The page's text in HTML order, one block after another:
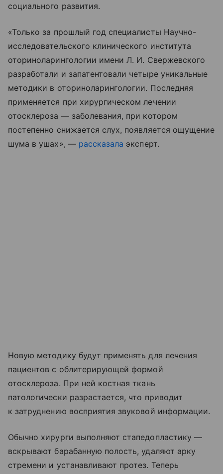
социального развития.
«Только за прошлый год специалисты Научно-
исследовательского клинического института
оториноларингологии имени Л. И. Свержевского
разработали и запатентовали четыре уникальные
методики в оториноларингологии. Последняя
применяется при хирургическом лечении
отосклероза — заболевания, при котором
постепенно снижается слух, появляется ощущение
шума в ушах», — рассказала эксперт.
Новую методику будут применять для лечения
пациентов с облитерирующей формой
отосклероза. При ней костная ткань
патологически разрастается, что приводит
к затруднению восприятия звуковой информации.
Обычно хирурги выполняют стапедопластику —
вскрывают барабанную полость, удаляют арку
стремени и устанавливают протез. Теперь